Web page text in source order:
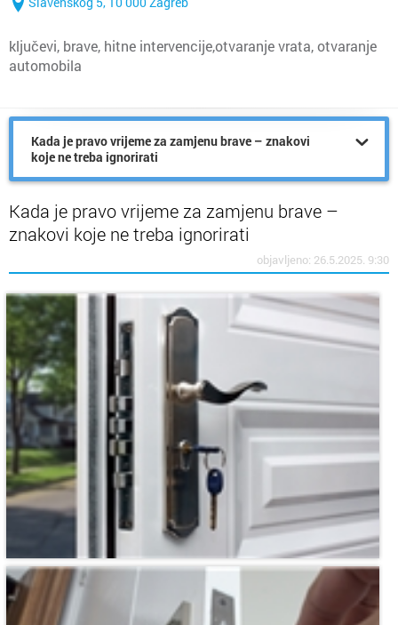
ključevi, brave, hitne intervencije,otvaranje vrata, otvaranje
automobila
Kada je pravo vrijeme za zamjenu brave – znakovi
koje ne treba ignorirati
Kada je pravo vrijeme za zamjenu brave –
znakovi koje ne treba ignorirati
objavljeno: 26.5.2025. 9:30